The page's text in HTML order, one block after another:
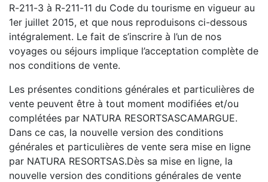
R-211-3 à R-211-11 du Code du tourisme en vigueur au
1er juillet 2015, et que nous reproduisons ci-dessous
intégralement. Le fait de s’inscrire à l’un de nos
voyages ou séjours implique l’acceptation complète de
nos conditions de vente.
Les présentes conditions générales et particulières de
vente peuvent être à tout moment modifiées et/ou
complétées par NATURA RESORTSASCAMARGUE.
Dans ce cas, la nouvelle version des conditions
générales et particulières de vente sera mise en ligne
par NATURA RESORTSAS.Dès sa mise en ligne, la
nouvelle version des conditions générales de vente